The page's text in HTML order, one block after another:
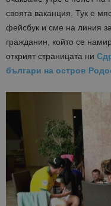
своята ваканция. Тук е
фейсбук и сме на линия
гражданин, който се
открият страницата ни
българи на остров